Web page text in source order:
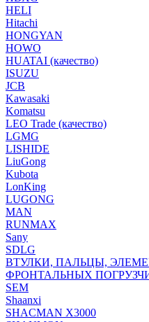
HELI
Hitachi
HONGYAN
HOWO
HUATAI (качество)
ISUZU
JCB
Kawasaki
Komatsu
LEO Trade (качество)
LGMG
LISHIDE
LiuGong
Kubota
LonKing
LUGONG
MAN
RUNMAX
Sany
SDLG
ВТУЛКИ, ПАЛЬЦЫ,
ФРОНТАЛЬНЫХ
SEM
Shaanxi
SHACMAN X3000